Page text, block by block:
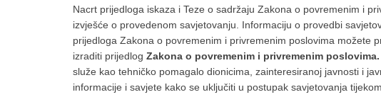
Nacrt prijedloga iskaza i Teze o sadržaju Zakona o povremenim i
izvješće o provedenom savjetovanju.
Informaciju o provedbi
prijedloga Zakona o povremenim i privremenim poslovima možete
izraditi prijedlog Zakona o povremenim i privremenim poslovima.
služe kao tehničko pomagalo dionicima, zainteresiranoj javnosti i
informacije i savjete kako se uključiti u postupak savjetovanja